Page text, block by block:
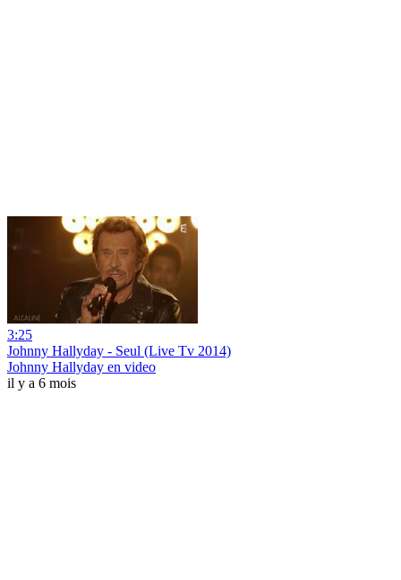
3:25
Johnny Hallyday - Seul (Live Tv 2014)
Johnny Hallyday en video
il y a 6 mois